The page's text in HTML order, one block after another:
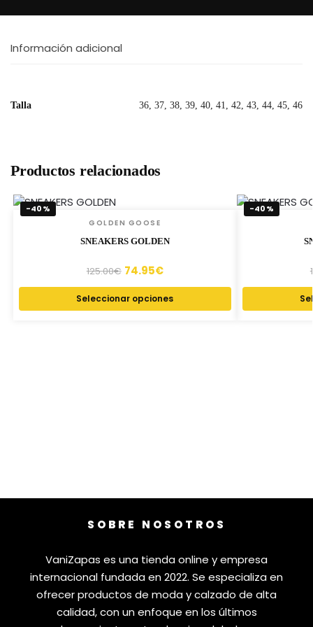
Información adicional
Talla 36, 37, 38, 39, 40, 41, 42, 43, 44, 45, 46
Productos relacionados
-40%
GOLDEN GOOSE
SNEAKERS GOLDEN
125.00€ 74.95€
Seleccionar opciones
-40%
SOBRE NOSOTROS
VaniZapas es una tienda online y empresa
internacional fundada en 2022. Se especializa en
ofrecer productos de moda y calzado de alta
calidad, con un enfoque en los últimos